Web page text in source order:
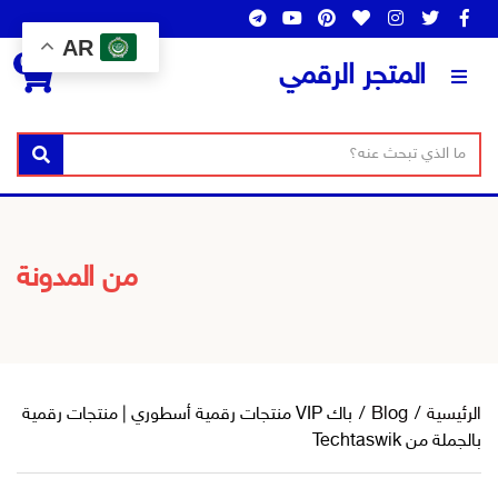
المتجر الرقمي
س
ف
ص
ا
بحث
0
من المدونة
الرئيسية /
Blog
/
باك VIP منتجات رقمية أسطوري | منتجات رقمية
بالجملة من Techtaswik
AR